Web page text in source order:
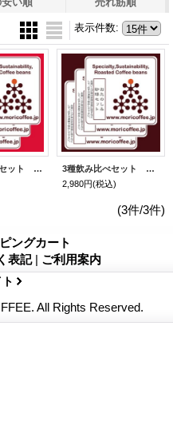
表示件数:
３種飲み比べセット シティロースト
3種飲み比べセット フレンチロースト
2,980円(税込)
(3件/3件)
ングカート
表記 | ご利用案内
All Rights Reserved.